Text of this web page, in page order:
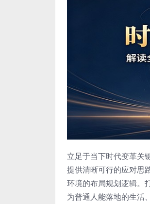
立足于当下时代变革关
提供清晰可行的应对思
环境的布局规划逻辑。
为普通人能落地的生活